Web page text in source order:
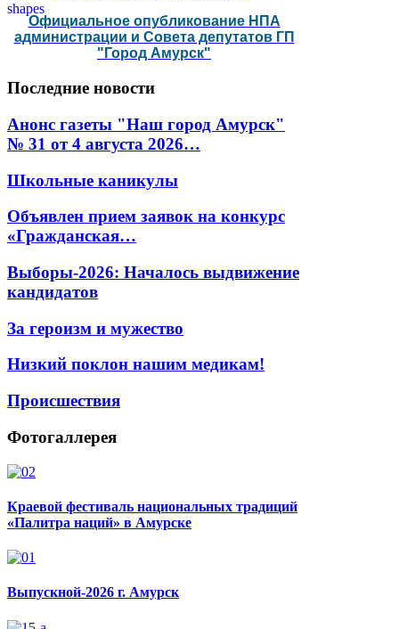
Официальное опубликование НПА
администрации и Совета депутатов ГП
"Город Амурск"
Последние новости
Анонс газеты "Наш город Амурск"
№ 31 от 4 августа 2026…
Школьные каникулы
Объявлен прием заявок на конкурс
«Гражданская…
Выборы-2026: Началось выдвижение
кандидатов
За героизм и мужество
Низкий поклон нашим медикам!
Происшествия
Фотогаллерея
Краевой фестиваль национальных традиций
«Палитра наций» в Амурске
Выпускной-2026 г. Амурск